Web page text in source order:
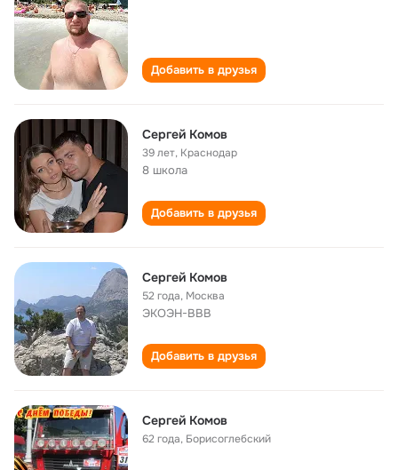
Добавить в друзья
Сергей Комов
39 лет, Краснодар
8 школа
Добавить в друзья
Сергей Комов
52 года, Москва
ЭКОЭН-ВВВ
Добавить в друзья
Сергей Комов
62 года, Борисоглебский